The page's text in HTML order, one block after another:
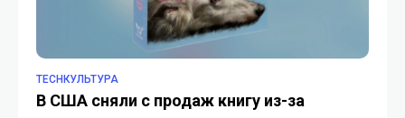
TECHКУЛЬТУРА
В США сняли с продаж книгу из-за